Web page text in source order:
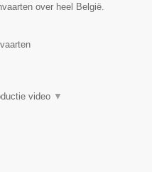
over heel België.
video ▼